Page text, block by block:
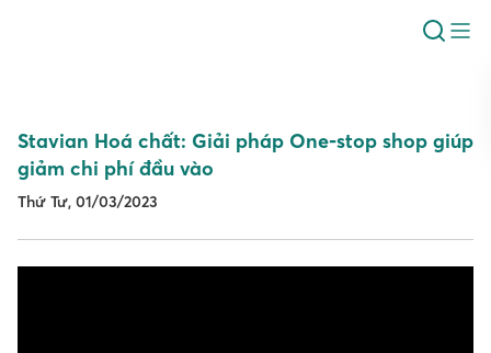
Stavian Hoá chất: Giải pháp One-stop shop giúp
giảm chi phí đầu vào
Thứ Tư, 01/03/2023